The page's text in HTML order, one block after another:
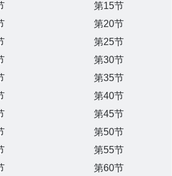
第15节
第20节
第25节
第30节
第35节
第40节
第45节
第50节
第55节
第60节